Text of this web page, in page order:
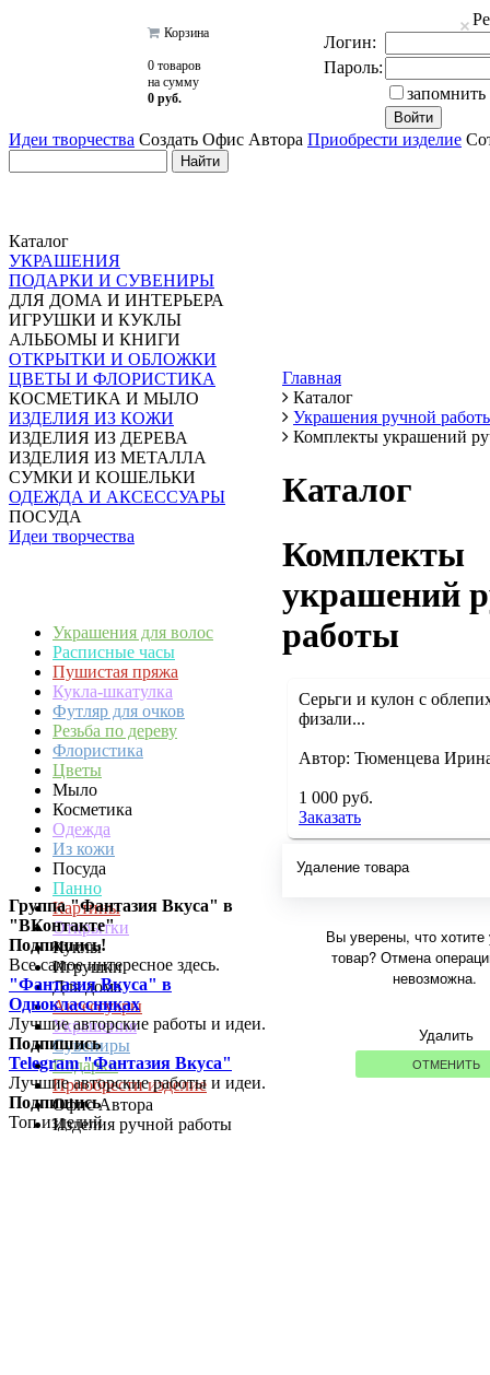
Корзина
0 товаров
на сумму
0 руб.
Логин:
Пароль:
запомнить
Идеи творчества Создать Офис Автора Приобрести изделие
Каталог
УКРАШЕНИЯ
ПОДАРКИ И СУВЕНИРЫ
ДЛЯ ДОМА И ИНТЕРЬЕРА
ИГРУШКИ И КУКЛЫ
АЛЬБОМЫ И КНИГИ
ОТКРЫТКИ И ОБЛОЖКИ
ЦВЕТЫ И ФЛОРИСТИКА
КОСМЕТИКА И МЫЛО
ИЗДЕЛИЯ ИЗ КОЖИ
ИЗДЕЛИЯ ИЗ ДЕРЕВА
ИЗДЕЛИЯ ИЗ МЕТАЛЛА
СУМКИ И КОШЕЛЬКИ
ОДЕЖДА И АКСЕССУАРЫ
ПОСУДА
Идеи творчества
Украшения для волос
Расписные часы
Пушистая пряжа
Кукла-шкатулка
Футляр для очков
Резьба по дереву
Флористика
Цветы
Мыло
Косметика
Одежда
Из кожи
Посуда
Панно
Картины
Открытки
Куклы
Игрушки
Для дома
Аксессуары
Украшения
Сувениры
Подарки
Приобрести изделие
Офис Автора
Изделия ручной работы
Группа "Фантазия Вкуса" в
"ВКонтакте"
Подпишись!
Все самое интересное здесь.
"Фантазия Вкуса" в
Одноклассниках
Лучшие авторские работы и идеи.
Подпишись
Telegram "Фантазия Вкуса"
Лучшие авторские работы и идеи.
Подпишись
Главная
Каталог
Украшения ручной
Комплекты украшений
Каталог
Комплекты
украшений
работы
Серьги и кулон с
физали...
Автор: Тюменцева
1 000 руб.
Заказать
Удаление товара
Вы уверены, что хотите
товар? Отмена
невозможна.
Удалить
ОТМЕНИТЬ
Топ изделий